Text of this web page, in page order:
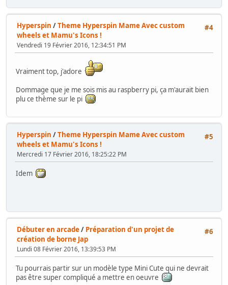
#4
Hyperspin /Theme Hyperspin Mame Avec custom
wheels et Mamu's Icons !
Vendredi 19 Février 2016, 12:34:51 PM
Vraiment top, j'adore
Dommage que je me sois mis au raspberry pi, ça m'aurait bien
plu ce thème sur le pi
#5
Hyperspin /Theme Hyperspin Mame Avec custom
wheels et Mamu's Icons !
Mercredi 17 Février 2016, 18:25:22 PM
Idem
#6
Débuter en arcade/ Préparation d'un projet de
création de borne Jap
Lundi 08 Février 2016, 13:39:53 PM
Tu pourrais partir sur un modèle type Mini Cute qui ne devrait
pas être super compliqué a mettre en oeuvre